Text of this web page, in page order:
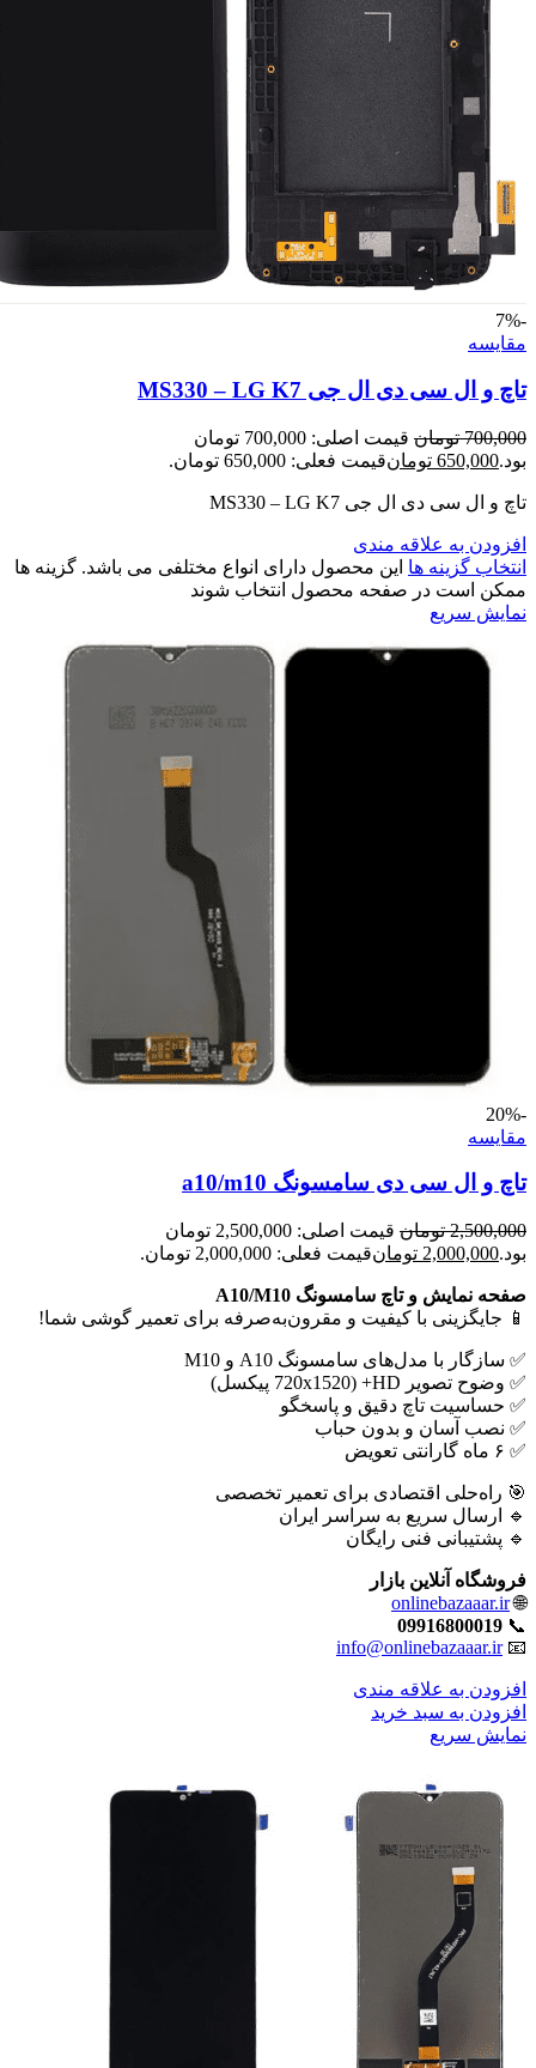
-7%
مقايسه
تاچ و ال سی دی ال جی MS330 – LG K7
700,000 تومان
قیمت اصلی: 700,000 تومان
بود.650,000 تومانقیمت فعلی: 650,000 تومان.
تاچ و ال سی دی ال جی MS330 – LG K7
افزودن به علاقه مندی
انتخاب گزینه ها این محصول دارای انواع مختلفی می باشد. گزینه ها
ممکن است در صفحه محصول انتخاب شوند
نمایش سریع
-20%
مقايسه
تاچ و ال سی دی سامسونگ a10/m10
2,500,000 تومان
قیمت اصلی: 2,500,000 تومان
بود.2,000,000 تومانقیمت فعلی: 2,000,000 تومان.
صفحه نمایش و تاچ سامسونگ A10/M10
📱 جایگزینی با کیفیت و مقرون‌به‌صرفه برای تعمیر گوشی شما!
✅ سازگار با مدل‌های سامسونگ A10 و M10
✅ وضوح تصویر HD+ (720x1520 پیکسل)
✅ حساسیت تاچ دقیق و پاسخگو
✅ نصب آسان و بدون حباب
✅ ۶ ماه گارانتی تعویض
🎯 راه‌حلی اقتصادی برای تعمیر تخصصی
🔹 ارسال سریع به سراسر ایران
🔹 پشتیبانی فنی رایگان
فروشگاه آنلاین بازار
🌐
onlinebazaaar.ir
📞
09916800019
📧
info@onlinebazaaar.ir
افزودن به علاقه مندی
افزودن به سبد خرید
نمایش سریع